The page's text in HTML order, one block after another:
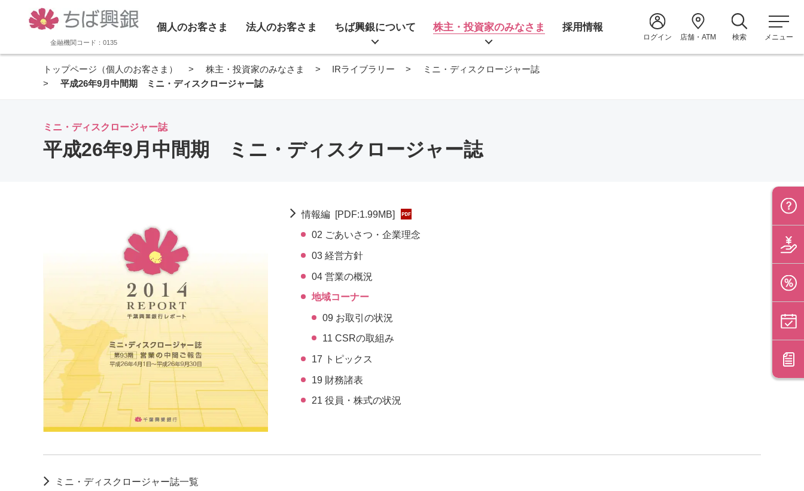
金融機関コード：0135
個人のお客さま 法人のお客さま ちば興銀について 株主・投資家のみなさま 採用情報
ログイン 店舗・ATM 検索 メニュー
トップページ（個人のお客さま） 株主・投資家のみなさま IRライブラリー
ミニ・ディスクロージャー誌
平成26年9月中間期 ミニ・ディスクロージャー誌
ミニ・ディスクロージャー誌
平成26年9月中間期 ミニ・ディスクロージャー誌
情報編 [PDF:1.99MB]
02 ごあいさつ・企業理念
03 経営方針
04 営業の概況
地域コーナー
09 お取引の状況
11 CSRの取組み
17 トピックス
19 財務諸表
21 役員・株式の状況
ミニ・ディスクロージャー誌一覧